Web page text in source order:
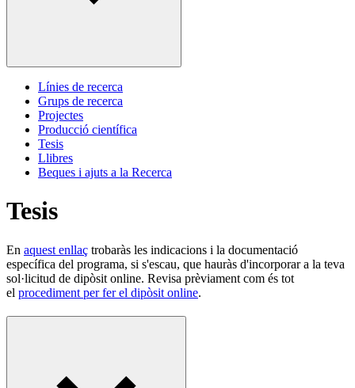
Línies de recerca
Grups de recerca
Projectes
Producció científica
Tesis
Llibres
Beques i ajuts a la Recerca
Tesis
En aquest enllaç trobaràs les indicacions i la documentació
específica del programa, si s'escau, que hauràs d'incorporar a la teva
sol·licitud de dipòsit online. Revisa prèviament com és tot
el procediment per fer el dipòsit online.